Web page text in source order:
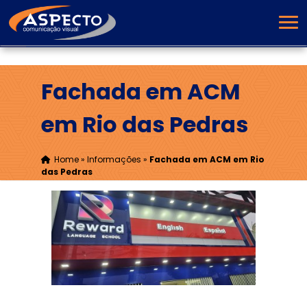
Fachada em ACM
em Rio das Pedras
Home» Informações » Fachada em ACM em Rio
das Pedras